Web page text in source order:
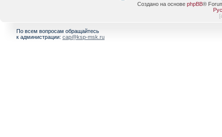
Создано на основе phpBB®
[
По всем вопросам обращайтесь
к администрации: cap@ksp-msk.ru